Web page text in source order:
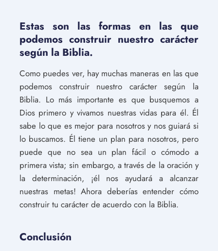
Estas son las formas en las que
podemos construir nuestro carácter
según la Biblia.
Como puedes ver, hay muchas maneras en las que
podemos construir nuestro carácter según la
Biblia. Lo más importante es que busquemos a
Dios primero y vivamos nuestras vidas para él. Él
sabe lo que es mejor para nosotros y nos guiará si
lo buscamos. Él tiene un plan para nosotros, pero
puede que no sea un plan fácil o cómodo a
primera vista; sin embargo, a través de la oración y
la determinación, ¡él nos ayudará a alcanzar
nuestras metas! Ahora deberías entender cómo
construir tu carácter de acuerdo con la Biblia.
Conclusión